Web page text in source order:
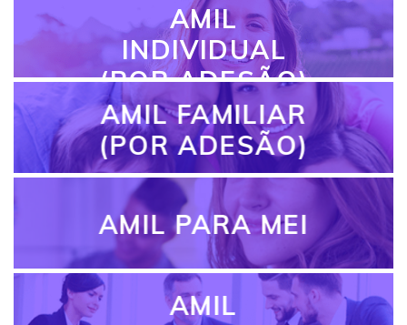
AMIL
INDIVIDUAL
(POR ADESÃO)
AMIL FAMILIAR
(POR ADESÃO)
AMIL PARA MEI
AMIL